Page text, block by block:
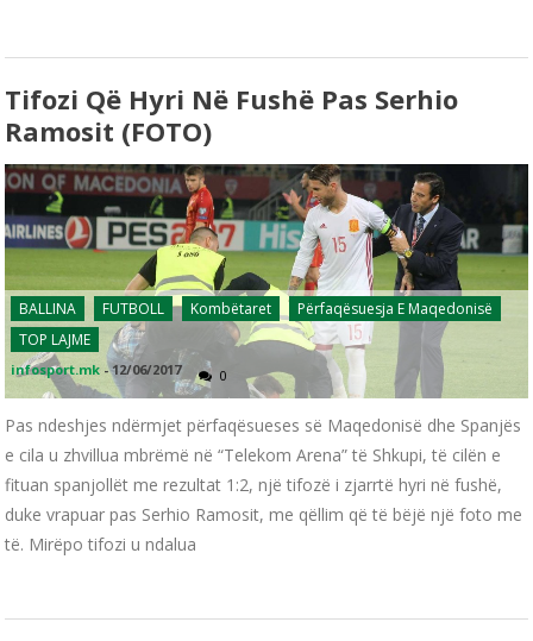
Tifozi Që Hyri Në Fushë Pas Serhio
Ramosit (FOTO)
BALLINA FUTBOLL Kombëtaret
Përfaqësuesja E Maqedonisë
TOP LAJME
infosport.mk -12/06/2017 0
Pas ndeshjes ndërmjet përfaqësueses së Maqedonisë dhe Spanjës
e cila u zhvillua mbrëmë në “Telekom Arena” të Shkupi, të cilën e
fituan spanjollët me rezultat 1:2, një tifozë i zjarrtë hyri në fushë,
duke vrapuar pas Serhio Ramosit, me qëllim që të bëjë një foto me
të. Mirëpo tifozi u ndalua